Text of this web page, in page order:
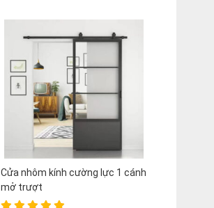
Cửa nhôm kính cường lực 1 cánh
mở trượt